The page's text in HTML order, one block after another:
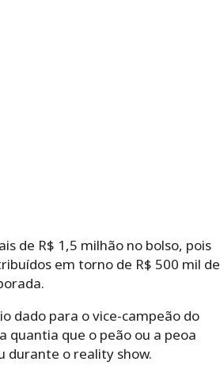
de R$ 1,5 milhão no bolso, pois
em torno de R$ 500 mil de
dado para o vice-campeão do
quantia que o peão ou a peoa
durante o reality show.